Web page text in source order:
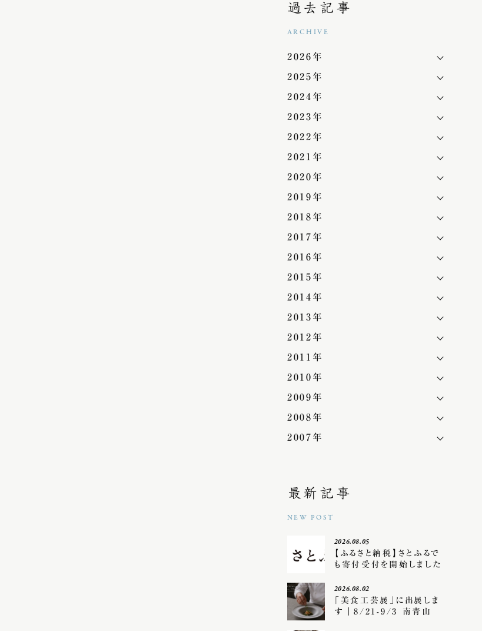
過去記事
ARCHIVE
2026年
2025年
2024年
2023年
2022年
2021年
2020年
2019年
2018年
2017年
2016年
2015年
2014年
2013年
2012年
2011年
2010年
2009年
2008年
2007年
最新記事
NEW POST
2026.08.05
【ふるさと納税】さとふるで
も寄付受付を開始しました
2026.08.02
「美食工芸展」に出展しま
す｜8/21-9/3 南青山